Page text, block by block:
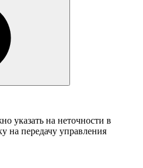
указать на неточности в
на передачу управления